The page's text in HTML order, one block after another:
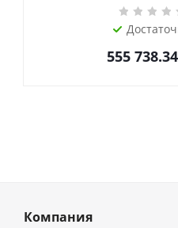
555 738.34
Компания